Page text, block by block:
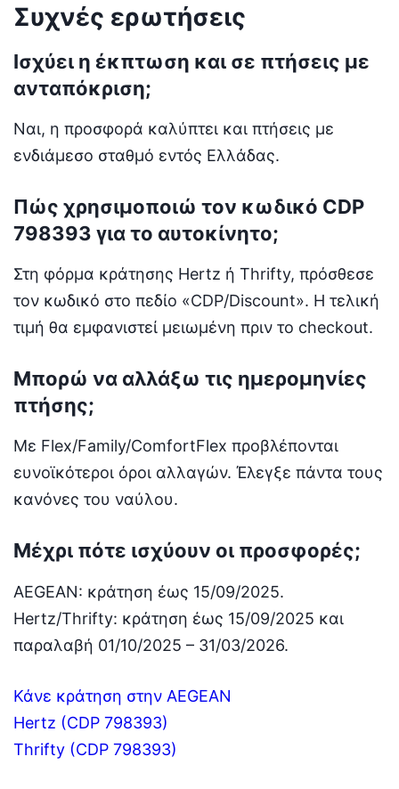
Συχνές ερωτήσεις
Ισχύει η έκπτωση και σε πτήσεις με
ανταπόκριση;
Ναι, η προσφορά καλύπτει και πτήσεις με
ενδιάμεσο σταθμό εντός Ελλάδας.
Πώς χρησιμοποιώ τον κωδικό CDP
798393 για το αυτοκίνητο;
Στη φόρμα κράτησης Hertz ή Thrifty, πρόσθεσε
τον κωδικό στο πεδίο «CDP/Discount». Η τελική
τιμή θα εμφανιστεί μειωμένη πριν το checkout.
Μπορώ να αλλάξω τις ημερομηνίες
πτήσης;
Με Flex/Family/ComfortFlex προβλέπονται
ευνοϊκότεροι όροι αλλαγών. Έλεγξε πάντα τους
κανόνες του ναύλου.
Μέχρι πότε ισχύουν οι προσφορές;
AEGEAN: κράτηση έως 15/09/2025.
Hertz/Thrifty: κράτηση έως 15/09/2025 και
παραλαβή 01/10/2025 – 31/03/2026.
Κάνε κράτηση στην AEGEAN
Hertz (CDP 798393)
Thrifty (CDP 798393)